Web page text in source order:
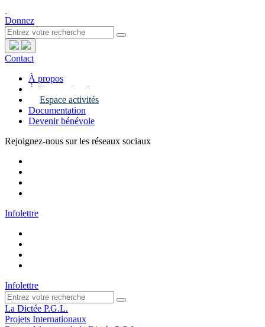
Donnez
Contact
À propos
À l’international
Espace activités
Documentation
Devenir bénévole
Rejoignez-nous sur les réseaux sociaux
Infolettre
Infolettre
La Dictée P.G.L.
Projets Internationaux